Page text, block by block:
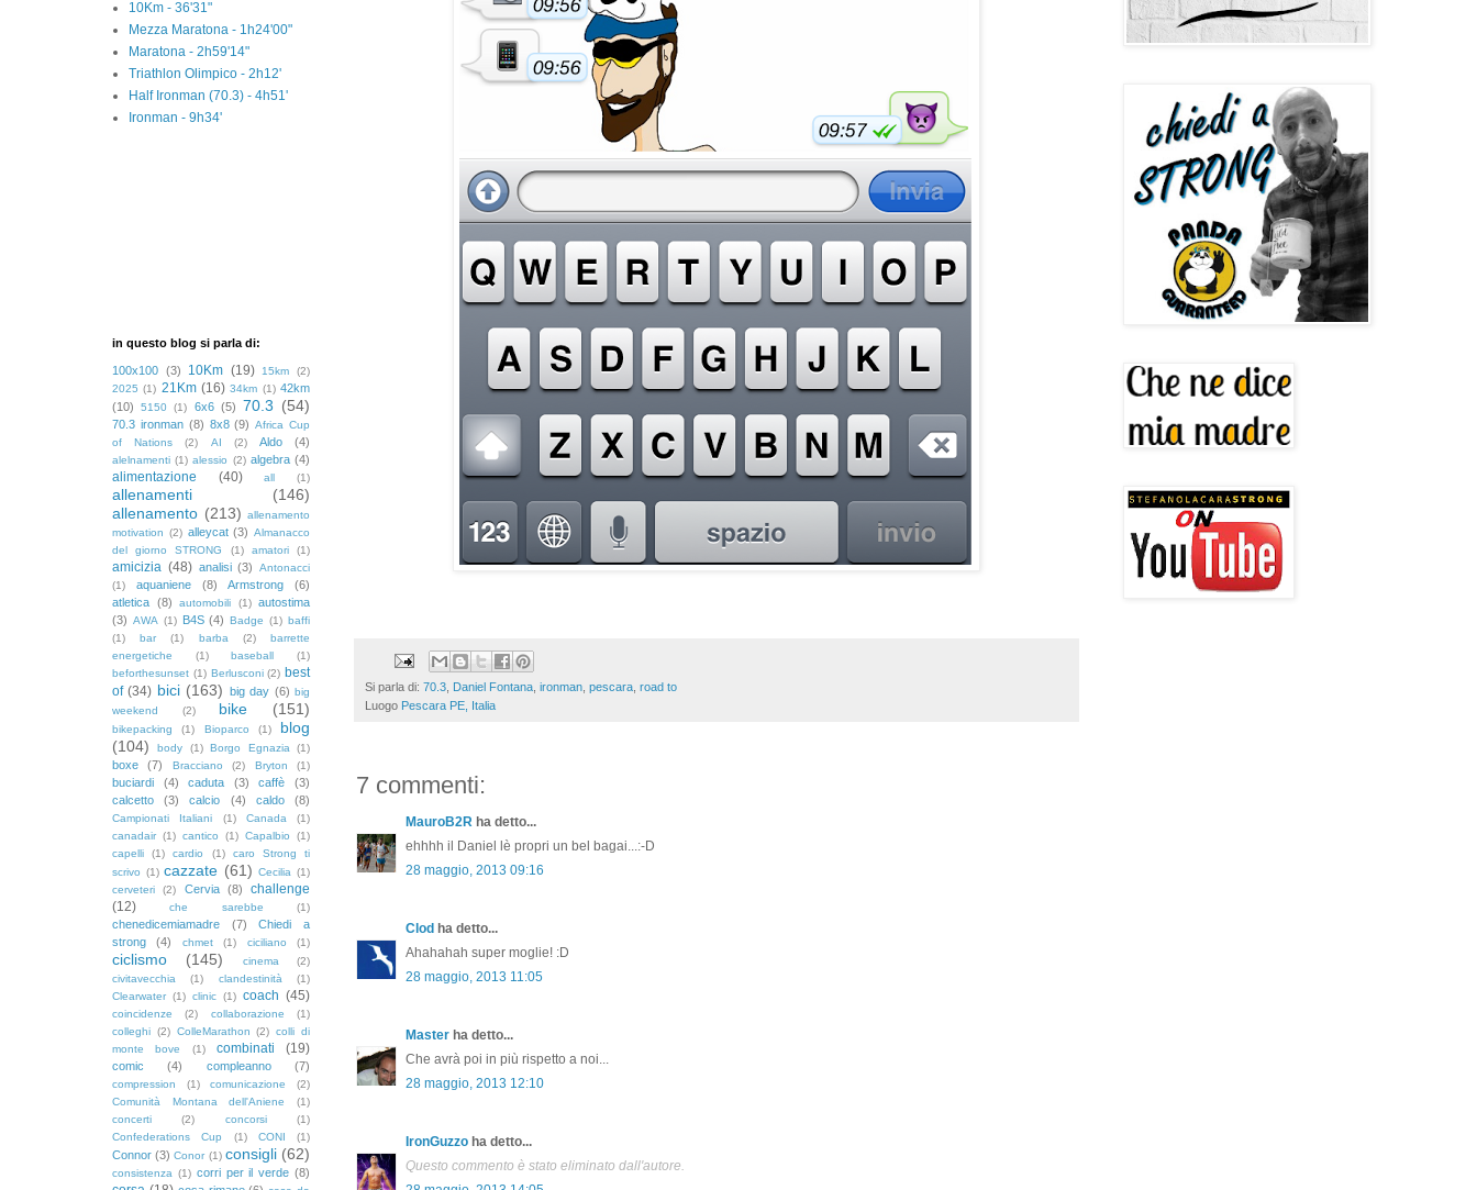
Si parla di: 70.3 Daniel Fontana ironman pescara road to
Luogo Pescara PE, Italia
7 commenti:
MauroB2R ha detto...
ehhhh il Daniel lè propri un bel bagai...:-D
28 maggio, 2013 09:16
Clod ha detto...
Ahahahah super moglie! :D
28 maggio, 2013 11:05
Master ha detto...
Che avrà poi in più rispetto a noi...
28 maggio, 2013 12:10
IronGuzzo ha detto...
Questo commento è stato eliminato dall'autore.
10Km - 36'31"
Mezza Maratona - 1h24'00"
Maratona - 2h59'14"
Triathlon Olimpico - 2h12'
Half Ironman (70.3) - 4h51'
Ironman - 9h34'
in questo blog si parla di:
100x100 (3) 10Km (19) 15km
(2)
2025 (1) 21Km (16) 34km (1) 42km
(10)
5150 (1) 6x6 (5) 70.3 (54)
70.3 ironman (8) 8x8 (9) Africa Cup
of Nations
(2) AI (2) Aldo (4)
alelnamenti (1) alessio (2) algebra (4)
alimentazione (40) all (1)
allenamenti
(146)
allenamento (213) allenamento
motivation (2) alleycat (3) Almanacco
del giorno STRONG
(1) amatori (1)
amicizia (48) analisi (3)
Antonacci
(1)
aquaniene (8) Armstrong
(6)
atletica (8) automobili (1) autostima
(3) AWA (1) B4S (4) Badge (1) baffi
(1)
bar (1) barba (2)
barrette
energetiche
(1) baseball
(1)
beforthesunset (1) Berlusconi (2) best
of (34) bici (163) big day (6) big
weekend
(2) bike (151)
bikepacking (1) Bioparco (1)
blog
(104)
body (1) Borgo Egnazia (1)
boxe (7) Bracciano (2) Bryton (1)
buciardi (4) caduta (3) caffè
(3)
calcetto
(3) calcio (4) caldo (8)
Campionati Italiani (1) Canada
(1)
canadair (1) cantico (1) Capalbio
(1)
capelli
(1) cardio (1)
caro Strong ti
scrivo (1) cazzate (61) Cecilia (1)
cerveteri
(2) Cervia (8)
challenge
(12)
che sarebbe (1)
chenedicemiamadre (7)
Chiedi a
strong
(4) chmet (1) ciciliano (1)
ciclismo (145) cinema
(2)
civitavecchia
(1) clandestinità
(1)
Clearwater (1) clinic (1) coach (45)
coincidenze (2) collaborazione
(1)
colleghi (2) ColleMarathon (2) colli di
monte bove
(1) combinati (19)
comic (4) compleanno (7)
compression (1) comunicazione
(2)
Comunità Montana dell'Aniene
(1)
concerti
(2) concorsi
(1)
Confederations Cup
(1) CONI (1)
Connor (3) Conor (1) consigli (62)
consistenza (1) corri per il verde (8)